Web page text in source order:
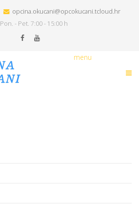
opcina.okucani@opcokucani.tcloud.hr
Pon. - Pet. 7:00 - 15:00 h
menu